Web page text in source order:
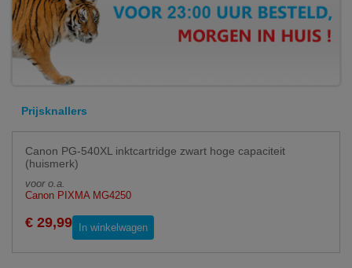
Prijsknallers
Canon PG-540XL inktcartridge zwart hoge capaciteit
(huismerk)
voor o.a.
Canon PIXMA MG4250
€ 29,99 In winkelwagen